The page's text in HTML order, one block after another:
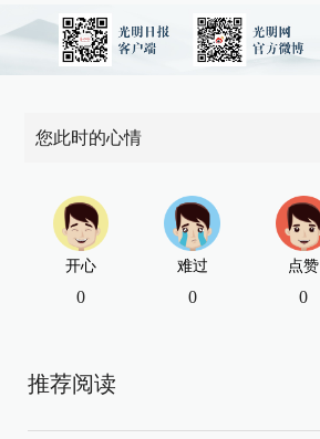
您此时的心情
开心
0
难过
0
点赞
0
推荐阅读